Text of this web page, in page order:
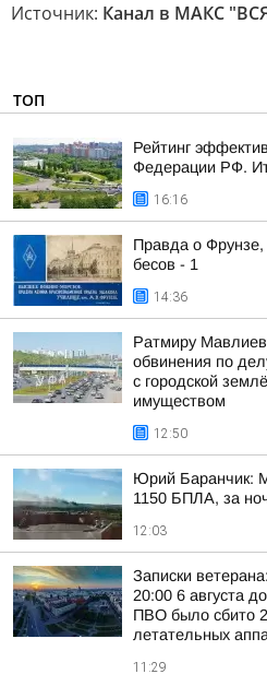
Источник: Канал в МАКС
ТОП
Рейтинг
Федерации РФ.
16:16
Правда о
бесов - 1
14:36
Ратмиру
обвинения по
с городской
имуществом
12:50
Юрий Баранчик:
1150 БПЛА, за
12:03
Записки
20:00 6 августа
ПВО было сбито
летательных
11:29